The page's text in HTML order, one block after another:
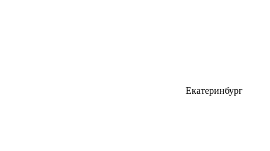
Екатеринбург